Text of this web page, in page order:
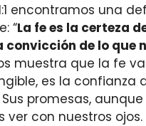
encontramos una
“La fe es la certeza
convicción de lo que
muestra que la fe
es la confianza
promesas,
ver con nuestros ojos.